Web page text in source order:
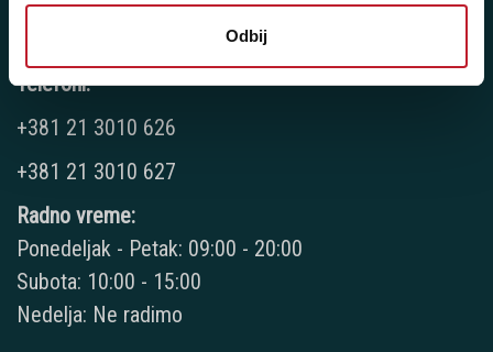
Odbij
Telefoni:
+381 21 3010 626
+381 21 3010 627
Radno vreme:
Ponedeljak - Petak: 09:00 - 20:00
Subota: 10:00 - 15:00
Nedelja: Ne radimo